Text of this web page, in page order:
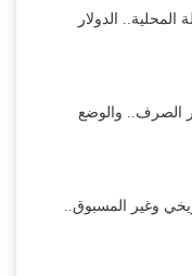
المحلية.. الدولار
الصرف.. والوضع
وغير المسبوق..